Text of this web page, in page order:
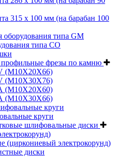
315 х 100 мм (на барабан 100
типа GM
типа СО
профильные фрезы по камню
(M10X20X66)
(M10X30X76)
(М10Х20Х60)
(М10Х30Х66)
круги
круги
шлифовальные диски
(циркониевый электрокорунд)
диски